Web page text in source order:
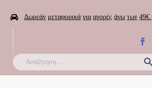
 Δωρεάν μεταφορικά για αγορές άνω των 49€.